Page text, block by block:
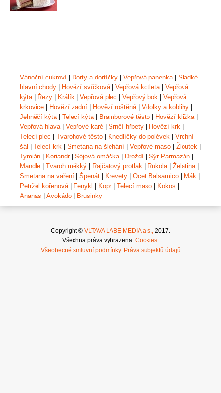
Vánoční cukroví Dorty a dortíčky Vepřová panenka| Sladké
hlavní chody
Hovězí svíčková| Vepřová kotleta| Vepřová
kýta| Řezy Králík Vepřová plec Vepřový bok
Vepřová
krkovice
Hovězí zadní Hovězí roštěná| Vdolky a koblihy
Jehněčí kýta| Telecí kýta| Bramborové těsto Hovězí kližka|
Vepřová hlava| Vepřové karé Srnčí hřbety Hovězí krk
Telecí plec
Tvarohové těsto Knedlíčky do polévek
Vrchní
šál
Telecí krk Smetana na šlehání Vepřové maso Žloutek
Tymián
Koriandr| Sójová omáčka| Droždí Sýr Parmazán
Mandle
Tvaroh měkký Rajčatový protlak Rukola| Želatina|
Smetana na vaření
Špenát Krevety Ocet Balsamico Mák
Petržel kořenová| Fenykl Kopr| Telecí maso Kokos
Ananas
Avokádo Brusinky
Copyright © VLTAVA LABE MEDIA a.s., 2017.
Všechna práva vyhrazena. Cookies.
Všeobecné smluvní podmínky. Práva subjektů údajů